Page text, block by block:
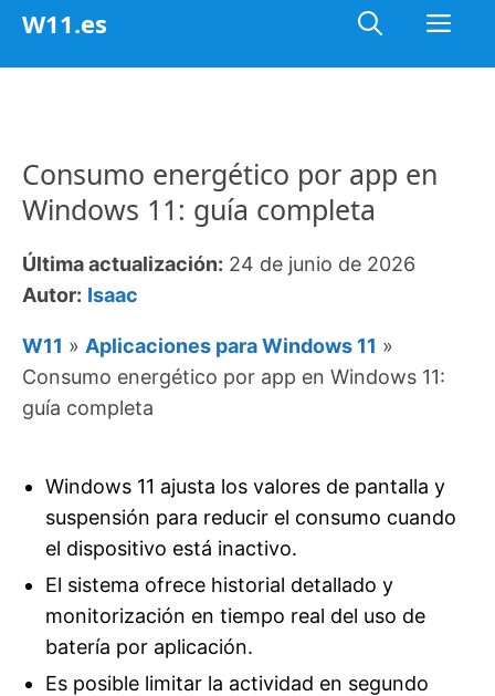
Saltar
W11.es
Consumo energético por app en
Windows 11: guía completa
Última actualización: 24 de junio de 2026
Autor: Isaac
W11 » Aplicaciones para Windows 11 »
Consumo energético por app en Windows 11:
guía completa
Windows 11 ajusta los valores de pantalla y
suspensión para reducir el consumo cuando
el dispositivo está inactivo.
El sistema ofrece historial detallado y
monitorización en tiempo real del uso de
batería por aplicación.
Es posible limitar la actividad en segundo